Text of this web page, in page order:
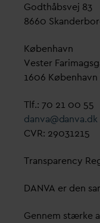
Godthåbsvej 83
8660
København
Vester
1606 København
Tlf.: 70 21 00 55
danva@danva.dk
CVR: 29031215
Transparency
DANVA er den
Gennem stærke